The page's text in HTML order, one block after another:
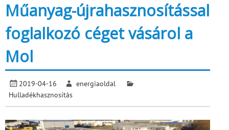
Műanyag-újrahasznosítással
foglalkozó céget vásárol a
Mol
2019-04-16
energiaoldal
Hulladékhasznosítás